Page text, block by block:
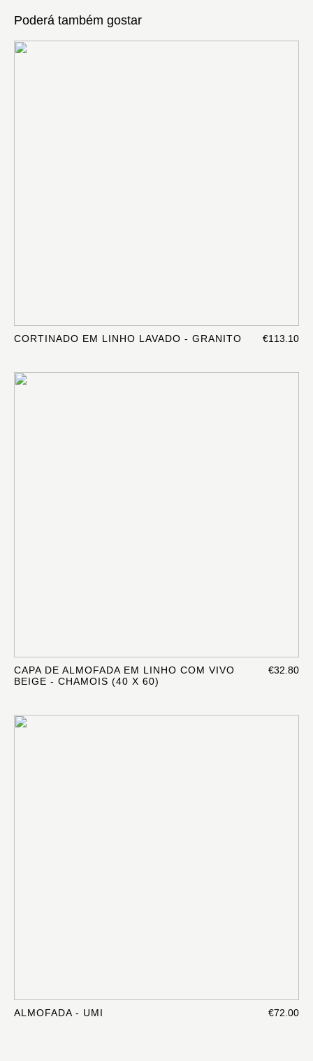
Poderá também gostar
CORTINADO EM LINHO LAVADO - GRANITO €113.10
CAPA DE ALMOFADA EM LINHO COM VIVO
BEIGE - CHAMOIS (40 X 60)
€32.80
ALMOFADA - UMI €72.00